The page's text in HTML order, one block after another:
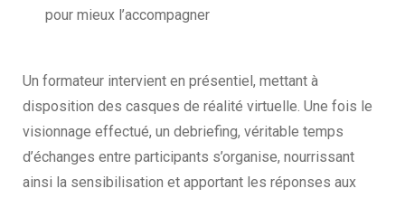
pour mieux l’accompagner
Un formateur intervient en présentiel, mettant à
disposition des casques de réalité virtuelle. Une fois le
visionnage effectué, un debriefing, véritable temps
d’échanges entre participants s’organise, nourrissant
ainsi la sensibilisation et apportant les réponses aux